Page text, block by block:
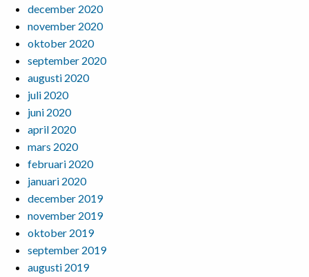
december 2020
november 2020
oktober 2020
september 2020
augusti 2020
juli 2020
juni 2020
april 2020
mars 2020
februari 2020
januari 2020
december 2019
november 2019
oktober 2019
september 2019
augusti 2019